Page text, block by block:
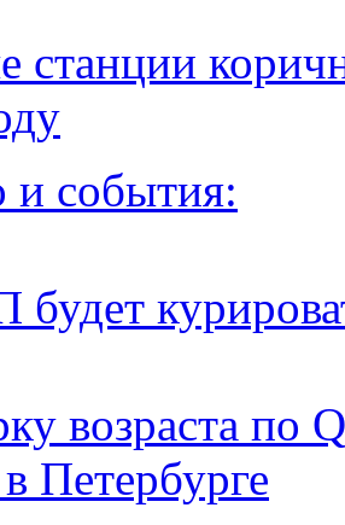
станции
и события:
возраста по
Петербурге